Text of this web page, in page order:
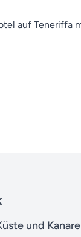
auf Teneriffa
und